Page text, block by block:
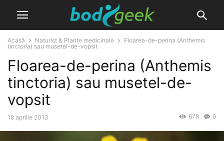
Acasă Naturist & Plante medicinale
Floarea-de-perina (Anthemis
tinctoria) sau musetel-de-vopsit
Floarea-de-perina (Anthemis
tinctoria) sau musetel-de-
vopsit
18 aprilie 2013 0
678